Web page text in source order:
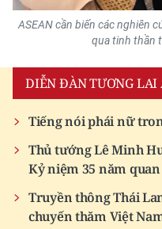
ASEAN cần biến các nghiên
qua tinh thần
DIỄN ĐÀN TƯƠNG LAI
Tiếng nói phái nữ
Thủ tướng Lê Minh
Kỷ niệm 35 năm quan
Truyền thông Thái
chuyến thăm Việt